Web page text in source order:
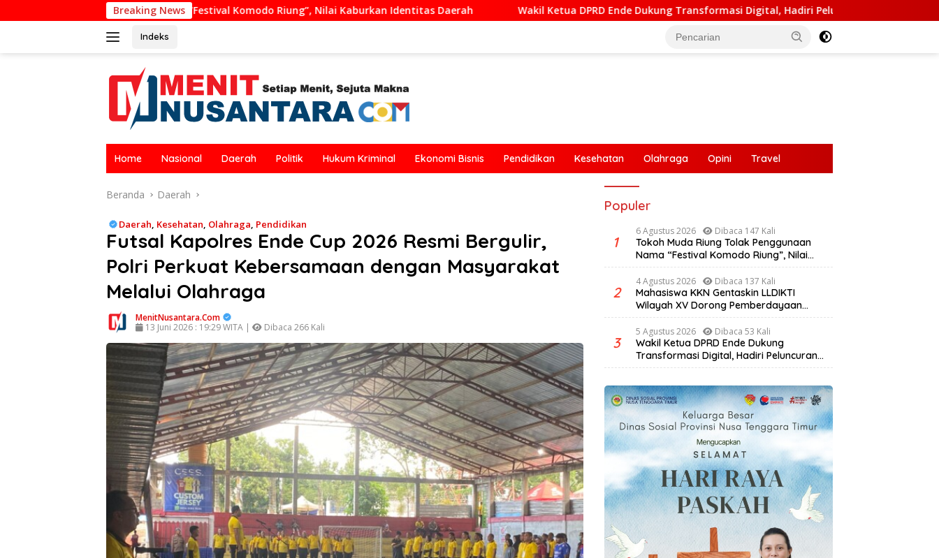
ke
Breaking News
“Festival Komodo Riung”, Nilai Kaburkan Identitas Daerah Wakil Ketua DPRD Ende Dukung Transformasi Digital, Hadiri Peluncuran ELiA dan Implementasi SRIKANDI
Indeks
Home Nasional Daerah Politik Hukum Kriminal Ekonomi Bisnis Pendidikan Kesehatan Olahraga Opini Travel
Beranda Daerah
Daerah, Kesehatan, Olahraga, Pendidikan
Futsal Kapolres Ende Cup 2026 Resmi Bergulir,
Polri Perkuat Kebersamaan dengan Masyarakat
Melalui Olahraga
MenitNusantara.Com
13 Juni 2026 : 19:29 WITA |
Dibaca 266 Kali
Populer
1
6 Agustus 2026 Dibaca 147 Kali
Tokoh Muda Riung Tolak Penggunaan
Nama “Festival Komodo Riung”, Nilai
Kaburkan Identitas Daerah
2
4 Agustus 2026 Dibaca 137 Kali
Mahasiswa KKN Gentaskin LLDIKTI
Wilayah XV Dorong Pemberdayaan
Masyarakat Lewat Pelatihan Pengolahan
Hasil Alam di Desa Sisir
3
5 Agustus 2026 Dibaca 53 Kali
Wakil Ketua DPRD Ende Dukung
Transformasi Digital, Hadiri Peluncuran
ELiA dan Implementasi SRIKANDI